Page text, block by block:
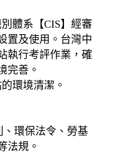
體系【CIS】經審
置及使用。台灣中
執行考評作業，確
完善。
環境清潔。
、環保法令、勞基
法規。